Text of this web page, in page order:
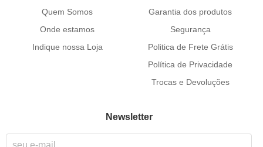
Quem Somos
Onde estamos
Indique nossa Loja
Garantia dos produtos
Segurança
Politica de Frete Grátis
Política de Privacidade
Trocas e Devoluções
Newsletter